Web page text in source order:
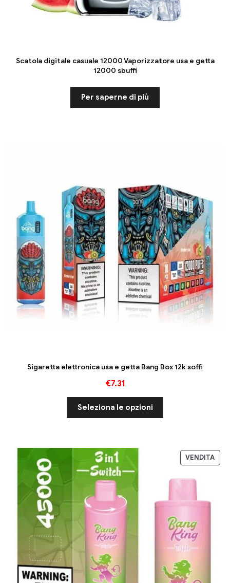
Scatola digitale casuale 12000 Vaporizzatore usa e getta
12000 sbuffi
Per saperne di più
Sigaretta elettronica usa e getta Bang Box 12k soffi
€7.31
Seleziona le opzioni
VENDITA